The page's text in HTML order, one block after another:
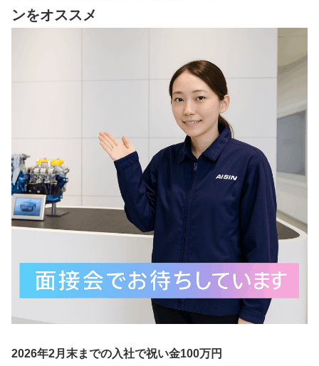
ンをオススメ
2026年2月末までの入社で祝い金100万円